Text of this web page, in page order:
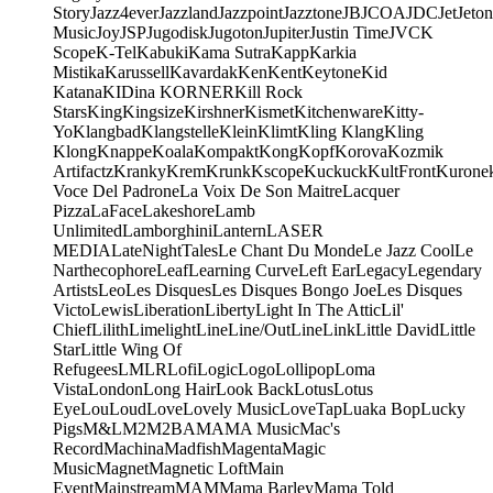
StoryJazz4everJazzlandJazzpointJazztoneJBJCOAJDCJetJeton
MusicJoyJSPJugodiskJugotonJupiterJustin TimeJVCK
ScopeK-TelKabukiKama SutraKappKarkia
MistikaKarussellKavardakKenKentKeytoneKid
KatanaKIDina KORNERKill Rock
StarsKingKingsizeKirshnerKismetKitchenwareKitty-
YoKlangbadKlangstelleKleinKlimtKling KlangKling
KlongKnappeKoalaKompaktKongKopfKorovaKozmik
ArtifactzKrankyKremKrunkKscopeKuckuckKultFront
Voce Del PadroneLa Voix De Son MaitreLacquer
PizzaLaFaceLakeshoreLamb
UnlimitedLamborghiniLanternLASER
MEDIALateNightTalesLe Chant Du MondeLe Jazz CoolLe
NarthecophoreLeafLearning CurveLeft EarLegacyLegendary
ArtistsLeoLes DisquesLes Disques Bongo JoeLes Disques
VictoLewisLiberationLibertyLight In The AtticLil'
ChiefLilithLimelightLineLine/OutLineLinkLittle DavidLittle
StarLittle Wing Of
RefugeesLMLRLofiLogicLogoLollipopLoma
VistaLondonLong HairLook BackLotusLotus
EyeLouLoudLoveLovely MusicLoveTapLuaka BopLucky
PigsM&LM2M2BAMAMA MusicMac's
RecordMachinaMadfishMagentaMagic
MusicMagnetMagnetic LoftMain
EventMainstreamMAMMama BarleyMama Told